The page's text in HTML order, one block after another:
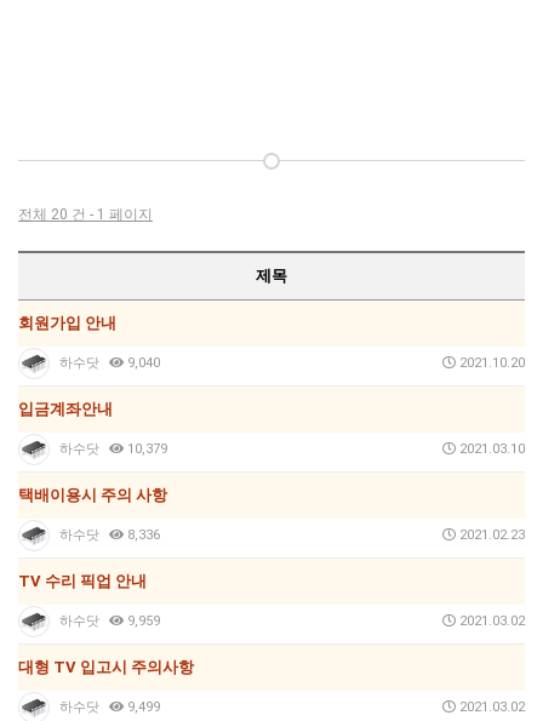
전체 20 건 - 1 페이지
제목
회원가입 안내
하수닷 9,040 2021.10.20
입금계좌안내
하수닷 10,379 2021.03.10
택배이용시 주의 사항
하수닷 8,336 2021.02.23
TV 수리 픽업 안내
하수닷 9,959 2021.03.02
대형 TV 입고시 주의사항
하수닷 9,499 2021.03.02